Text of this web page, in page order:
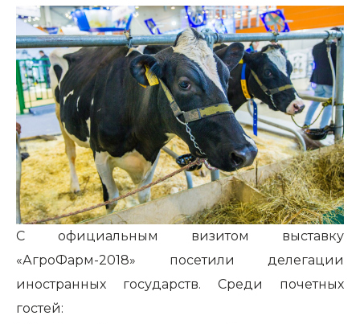
С официальным визитом выставку
«АгроФарм-2018» посетили делегации
иностранных государств. Среди почетных
гостей: